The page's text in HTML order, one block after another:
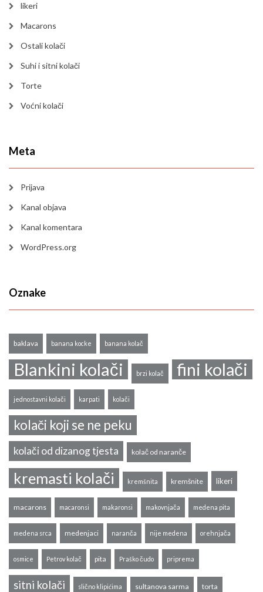
likeri
Macarons
Ostali kolači
Suhi i sitni kolači
Torte
Voćni kolači
Meta
Prijava
Kanal objava
Kanal komentara
WordPress.org
Oznake
baklava banana kocke banana kolač
Blankini kolači brzi kolač fini kolači
jednostavni kolači karpati kolači
kolači koji se ne peku
kolači od dizanog tjesta kolač od naranče
kremasti kolači kremšnita kremšnite likeri
macarons macaronsi makaronsi makovnjača medena pita
medena srca medenjaci naranča nije medena orehnjača
osmice Petrov kolač pita Praško čudo priprema
sitni kolači slično klipićima sultanova sarma torta